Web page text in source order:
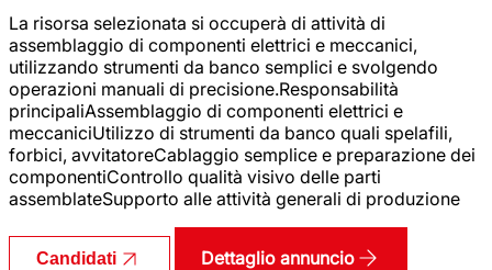
La risorsa selezionata si occuperà di attività di
assemblaggio di componenti elettrici e meccanici,
utilizzando strumenti da banco semplici e svolgendo
operazioni manuali di precisione.Responsabilità
principaliAssemblaggio di componenti elettrici e
meccaniciUtilizzo di strumenti da banco quali spelafili,
forbici, avvitatoreCablaggio semplice e preparazione dei
componentiControllo qualità visivo delle parti
assemblateSupporto alle attività generali di produzione
Candidati Dettaglio annuncio